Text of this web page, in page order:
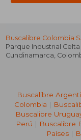
Buscalibre Colombia
Parque Industrial
Cundinamarca
Buscalibre
Colombia |
Buscalibre
Perú | Buscalibre
Países |